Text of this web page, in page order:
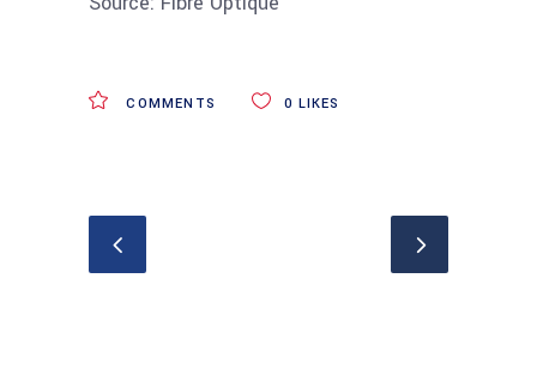
COMMENTS 0 LIKES